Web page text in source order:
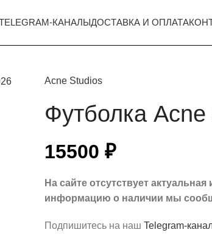
КАНАЛЫДОСТАВКА И ОПЛАТА
Acne Studios
Футболка
15500 ₽
На сайте отсутствует
информацию о наличии мы
Подпишитесь на наш Telegram-